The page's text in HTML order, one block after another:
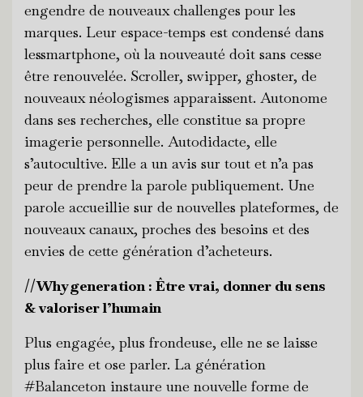
engendre de nouveaux challenges pour les
marques. Leur espace-temps est condensé dans
lessmartphone, où la nouveauté doit sans cesse
être renouvelée. Scroller, swipper, ghoster, de
nouveaux néologismes apparaissent. Autonome
dans ses recherches, elle constitue sa propre
imagerie personnelle. Autodidacte, elle
s’autocultive. Elle a un avis sur tout et n’a pas
peur de prendre la parole publiquement. Une
parole accueillie sur de nouvelles plateformes, de
nouveaux canaux, proches des besoins et des
envies de cette génération d’acheteurs.
//Why generation : Être vrai, donner du sens
& valoriser l’humain
Plus engagée, plus frondeuse, elle ne se laisse
plus faire et ose parler. La génération
#Balanceton instaure une nouvelle forme de